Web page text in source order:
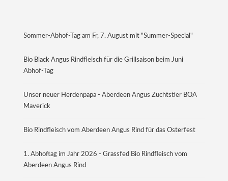
Sommer-Abhof-Tag am Fr, 7. August mit "Summer-Special"
Bio Black Angus Rindfleisch für die Grillsaison beim Juni
Abhof-Tag
Unser neuer Herdenpapa - Aberdeen Angus Zuchtstier BOA
Maverick
Bio Rindfleisch vom Aberdeen Angus Rind für das Osterfest
1. Abhoftag im Jahr 2026 - Grassfed Bio Rindfleisch vom
Aberdeen Angus Rind